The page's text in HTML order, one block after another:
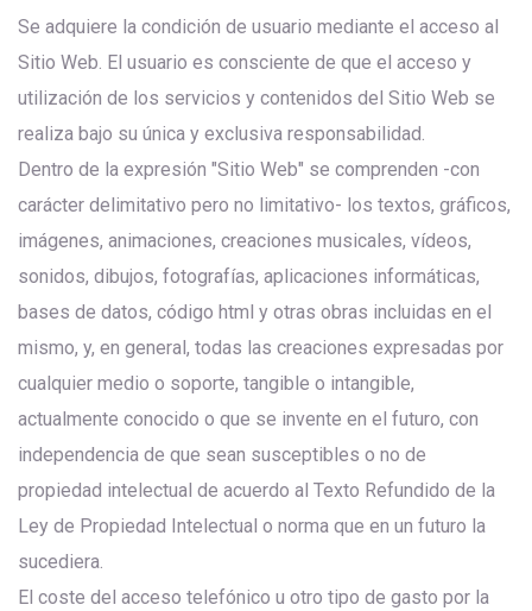
Se adquiere la condición de usuario mediante el acceso al
Sitio Web. El usuario es consciente de que el acceso y
utilización de los servicios y contenidos del Sitio Web se
realiza bajo su única y exclusiva responsabilidad.
Dentro de la expresión "Sitio Web" se comprenden -con
carácter delimitativo pero no limitativo- los textos, gráficos,
imágenes, animaciones, creaciones musicales, vídeos,
sonidos, dibujos, fotografías, aplicaciones informáticas,
bases de datos, código html y otras obras incluidas en el
mismo, y, en general, todas las creaciones expresadas por
cualquier medio o soporte, tangible o intangible,
actualmente conocido o que se invente en el futuro, con
independencia de que sean susceptibles o no de
propiedad intelectual de acuerdo al Texto Refundido de la
Ley de Propiedad Intelectual o norma que en un futuro la
sucediera.
El coste del acceso telefónico u otro tipo de gasto por la